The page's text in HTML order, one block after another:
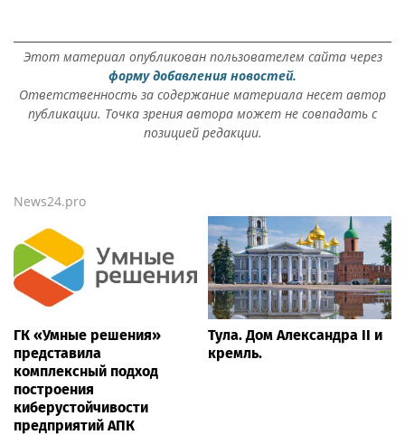
Этот материал опубликован пользователем сайта через
форму добавления новостей.
Ответственность за содержание материала несет автор
публикации. Точка зрения автора может не совпадать с
позицией редакции.
News24.pro
ГК «Умные решения»
представила
комплексный подход
построения
киберустойчивости
предприятий АПК
Тула. Дом Александра II и
кремль.